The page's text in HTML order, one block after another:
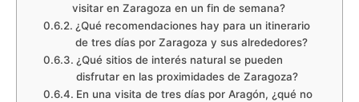
visitar en Zaragoza en un fin de semana?
¿Qué recomendaciones hay para un itinerario
de tres días por Zaragoza y sus alrededores?
¿Qué sitios de interés natural se pueden
disfrutar en las proximidades de Zaragoza?
En una visita de tres días por Aragón, ¿qué no